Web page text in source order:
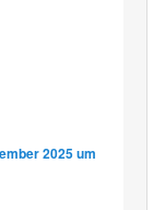
2025 um